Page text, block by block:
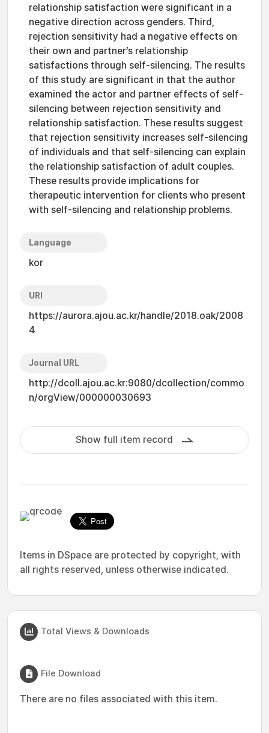
relationship satisfaction were significant in a
negative direction across genders. Third,
rejection sensitivity had a negative effects on
their own and partner’s relationship
satisfactions through self-silencing. The results
of this study are significant in that the author
examined the actor and partner effects of self-
silencing between rejection sensitivity and
relationship satisfaction. These results suggest
that rejection sensitivity increases self-silencing
of individuals and that self-silencing can explain
the relationship satisfaction of adult couples.
These results provide implications for
therapeutic intervention for clients who present
with self-silencing and relationship problems.
Language
kor
URI
https://aurora.ajou.ac.kr/handle/2018.oak/2008
4
Journal URL
http://dcoll.ajou.ac.kr:9080/dcollection/commo
n/orgView/000000030693
Show full item record
Items in DSpace are protected by copyright, with
all rights reserved, unless otherwise indicated.
Total Views & Downloads
File Download
There are no files associated with this item.